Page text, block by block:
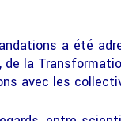
a été
la
avec les